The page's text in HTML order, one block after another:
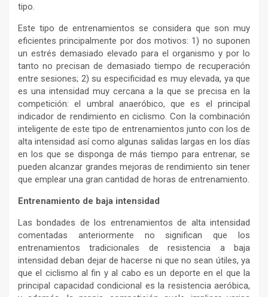
tipo.
Este tipo de entrenamientos se considera que son muy
eficientes principalmente por dos motivos: 1) no suponen
un estrés demasiado elevado para el organismo y por lo
tanto no precisan de demasiado tiempo de recuperación
entre sesiones; 2) su especificidad es muy elevada, ya que
es una intensidad muy cercana a la que se precisa en la
competición: el umbral anaeróbico, que es el principal
indicador de rendimiento en ciclismo. Con la combinación
inteligente de este tipo de entrenamientos junto con los de
alta intensidad así como algunas salidas largas en los días
en los que se disponga de más tiempo para entrenar, se
pueden alcanzar grandes mejoras de rendimiento sin tener
que emplear una gran cantidad de horas de entrenamiento.
Entrenamiento de baja intensidad
Las bondades de los entrenamientos de alta intensidad
comentadas anteriormente no significan que los
entrenamientos tradicionales de resistencia a baja
intensidad deban dejar de hacerse ni que no sean útiles, ya
que el ciclismo al fin y al cabo es un deporte en el que la
principal capacidad condicional es la resistencia aeróbica,